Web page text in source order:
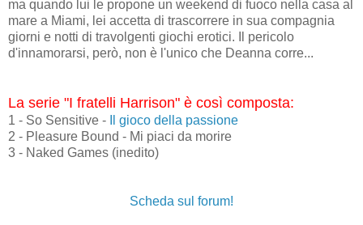
ma quando lui le propone un weekend di fuoco nella casa al
mare a Miami, lei accetta di trascorrere in sua compagnia
giorni e notti di travolgenti giochi erotici. Il pericolo
d'innamorarsi, però, non è l'unico che Deanna corre...
La serie "I fratelli Harrison" è così composta:
1 - So Sensitive -
Il gioco della passione
2 - Pleasure Bound - Mi piaci da morire
3 - Naked Games (inedito)
Scheda sul forum!